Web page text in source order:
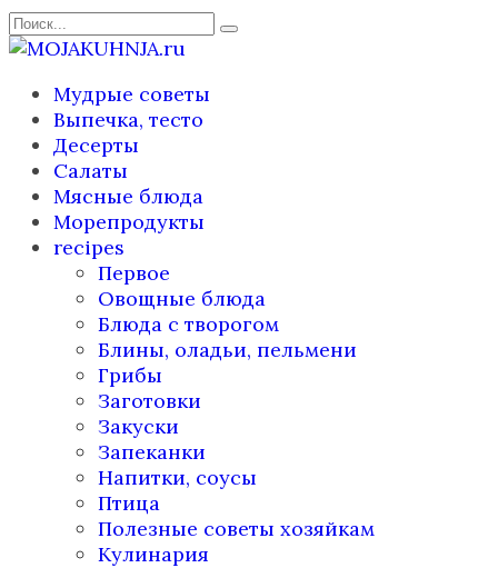
Перейти
к
Search
for:
Мудрые советы
Выпечка, тесто
Десерты
Салаты
Мясные блюда
Морепродукты
recipes
Первое
Овощные блюда
Блюда с творогом
Блины, оладьи, пельмени
Грибы
Заготовки
Закуски
Запеканки
Напитки, соусы
Птица
Полезные советы хозяйкам
Кулинария